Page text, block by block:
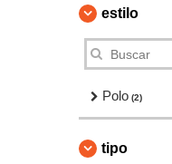
estilo
Polo (2)
tipo